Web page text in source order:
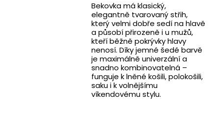
Bekovka má klasický,
elegantně tvarovaný střih,
který velmi dobře sedí na hlavě
a působí přirozeně i u mužů,
kteří běžně pokrývky hlavy
nenosí. Díky jemné šedé barvě
je maximálně univerzální a
snadno kombinovatelná –
funguje k lněné košili, polokošili,
saku i k volnějšímu
víkendovému stylu.